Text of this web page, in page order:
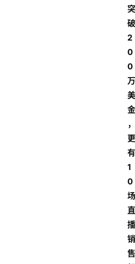
突
破
2
0
0
万
美
金
，
更
有
1
0
场
直
播
销
售